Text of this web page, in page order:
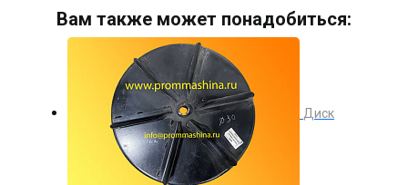
Вам также может понадобиться:
Диск